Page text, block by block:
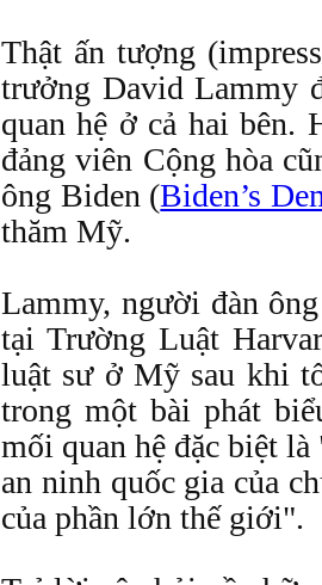
Thật ấn tượng
trưởng David Lammy
quan hệ ở cả hai bên.
đảng viên Cộng hòa
ông Biden (Biden’s
thăm Mỹ.
Lammy, người đàn
tại Trường Luật
luật sư ở Mỹ sau khi
trong một bài phát
mối quan hệ đặc biệt
an ninh quốc gia của
của phần lớn thế giới".